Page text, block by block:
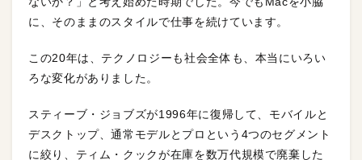
に、そのままのスタイルで仕事を続けています。
この20年は、テクノロジーも社会全体も、本当にいろい
ろな変化がありました。
スティーブ・ジョブズが1996年に復帰して、モバイルと
デスクトップ、通常モデルとプロという4つのセグメント
に絞り、ティム・クックが在庫を数万代規模で廃棄した